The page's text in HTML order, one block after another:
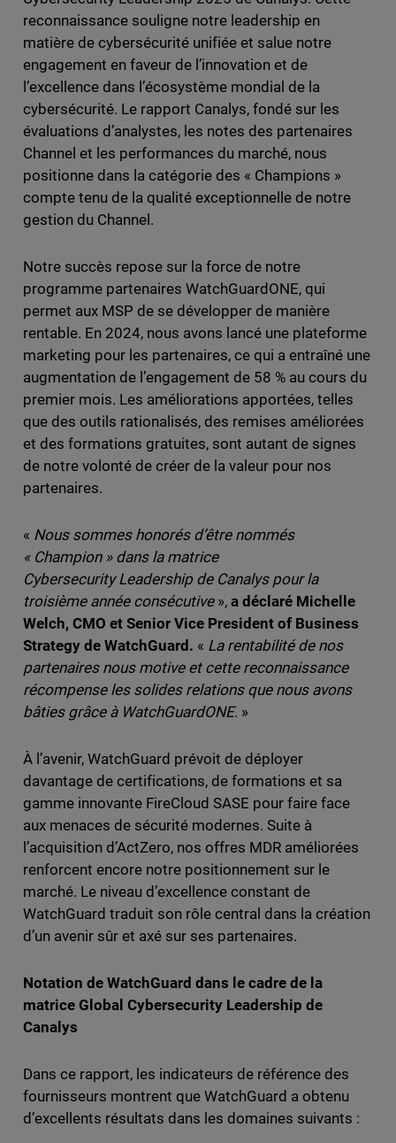
reconnaissance souligne notre leadership en
matière de cybersécurité unifiée et salue notre
engagement en faveur de l’innovation et de
l’excellence dans l’écosystème mondial de la
cybersécurité. Le rapport Canalys, fondé sur les
évaluations d’analystes, les notes des partenaires
Channel et les performances du marché, nous
positionne dans la catégorie des « Champions »
compte tenu de la qualité exceptionnelle de notre
gestion du Channel.
Notre succès repose sur la force de notre
programme partenaires WatchGuardONE, qui
permet aux MSP de se développer de manière
rentable. En 2024, nous avons lancé une plateforme
marketing pour les partenaires, ce qui a entraîné une
augmentation de l’engagement de 58 % au cours du
premier mois. Les améliorations apportées, telles
que des outils rationalisés, des remises améliorées
et des formations gratuites, sont autant de signes
de notre volonté de créer de la valeur pour nos
partenaires.
« Nous sommes honorés d’être nommés
« Champion » dans la matrice
Cybersecurity Leadership de Canalys pour la
troisième année consécutive»,a déclaré Michelle
Welch, CMO et Senior Vice President of Business
Strategy de WatchGuard. « La rentabilité de nos
partenaires nous motive et cette reconnaissance
récompense les solides relations que nous avons
bâties grâce à WatchGuardONE. »
À l’avenir, WatchGuard prévoit de déployer
davantage de certifications, de formations et sa
gamme innovante FireCloud SASE pour faire face
aux menaces de sécurité modernes. Suite à
l’acquisition d’ActZero, nos offres MDR améliorées
renforcent encore notre positionnement sur le
marché. Le niveau d’excellence constant de
WatchGuard traduit son rôle central dans la création
d’un avenir sûr et axé sur ses partenaires.
Notation de WatchGuard dans le cadre de la
matrice Global Cybersecurity Leadership de
Canalys
Dans ce rapport, les indicateurs de référence des
fournisseurs montrent que WatchGuard a obtenu
d’excellents résultats dans les domaines suivants :